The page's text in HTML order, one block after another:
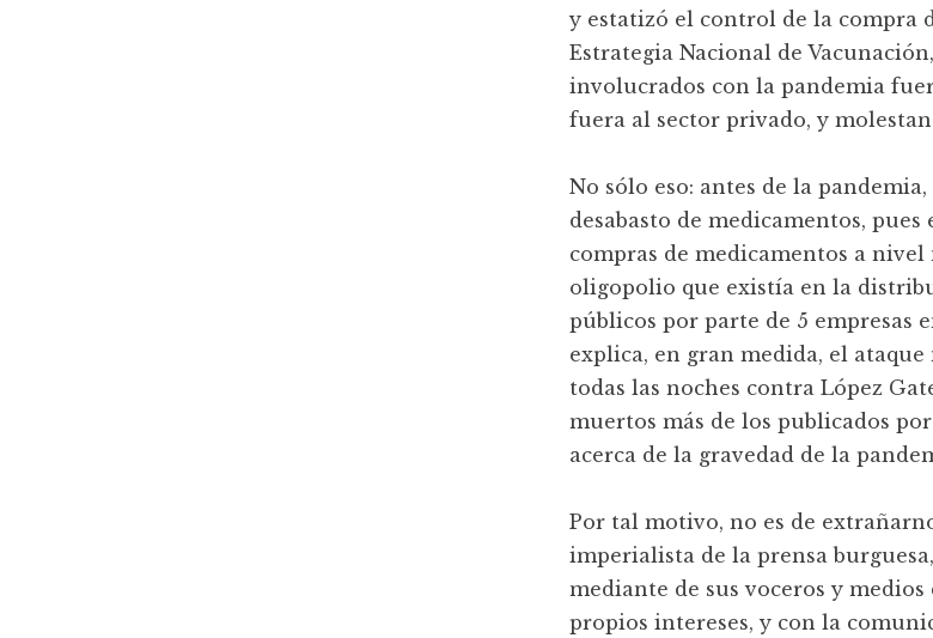
y estatizó el control de la compra
Estrategia Nacional de
involucrados con la pandemia
fuera al sector privado, y
No sólo eso: antes de la
desabasto de medicamentos,
compras de medicamentos a
oligopolio que existía en la
públicos por parte de 5 empresas
explica, en gran medida, el
todas las noches contra López
muertos más de los publicados
acerca de la gravedad de la
Por tal motivo, no es de
imperialista de la prensa
mediante de sus voceros y
propios intereses, y con la